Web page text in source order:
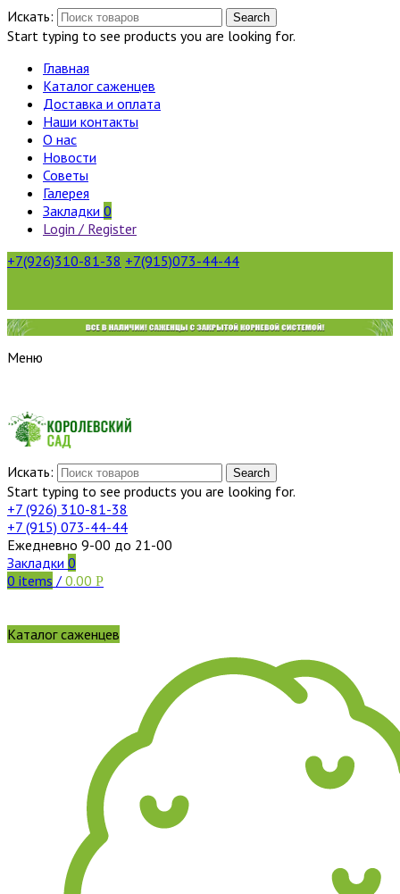
Искать: Search
Start typing to see products you are looking for.
Главная
Каталог саженцев
Доставка и оплата
Наши контакты
О нас
Новости
Советы
Галерея
Закладки 0
Login / Register
+7(926)310-81-38 +7(915)073-44-44
Меню
Искать: Search
Start typing to see products you are looking for.
+7 (926) 310-81-38
+7 (915) 073-44-44
Ежедневно 9-00 до 21-00
Закладки 0
0 items / 0.00 Р
Каталог саженцев